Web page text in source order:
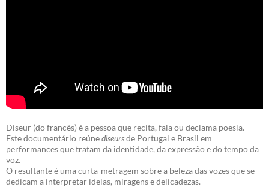
Diseur (do francês) é a pessoa que recita, fala ou declama poesia.
Este documentário reúnediseursde Portugal e Brasil em
performances que tratam da identidade, da expressão e do tempo da
voz.
O resultante é uma curta-metragem sobre a beleza das vozes que se
dedicam a interpretar ideias, miragens e delicadezas.